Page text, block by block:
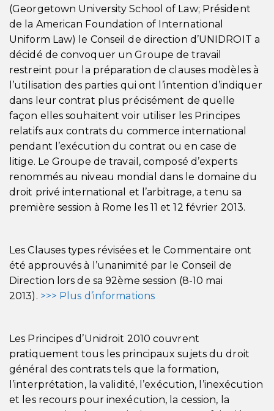
(Georgetown University School of Law; Président
de la American Foundation of International
Uniform Law) le Conseil de direction d’UNIDROIT a
décidé de convoquer un Groupe de travail
restreint pour la préparation de clauses modèles à
l’utilisation des parties qui ont l’intention d’indiquer
dans leur contrat plus précisément de quelle
façon elles souhaitent voir utiliser les Principes
relatifs aux contrats du commerce international
pendant l’exécution du contrat ou en case de
litige. Le Groupe de travail, composé d’experts
renommés au niveau mondial dans le domaine du
droit privé international et l’arbitrage, a tenu sa
première session à Rome les 11 et 12 février 2013.
Les Clauses types révisées et le Commentaire ont
été approuvés à l’unanimité par le Conseil de
Direction lors de sa 92ème session (8-10 mai
2013). >>> Plus d’informations
Les Principes d’Unidroit 2010 couvrent
pratiquement tous les principaux sujets du droit
général des contrats tels que la formation,
l’interprétation, la validité, l’exécution, l’inexécution
et les recours pour inexécution, la cession, la